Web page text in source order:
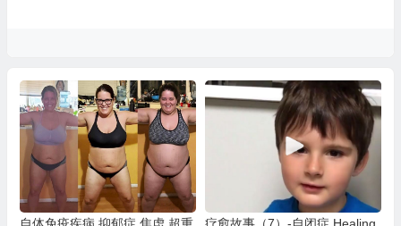
自体免疫疾病 抑郁症 焦虑 超重
疗愈故事（7）-自闭症 Healing